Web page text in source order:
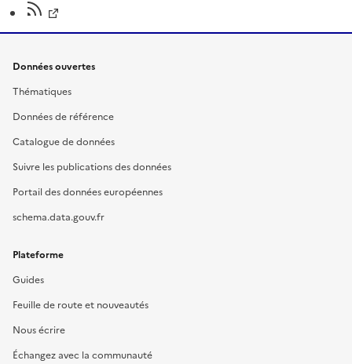
Données ouvertes
Thématiques
Données de référence
Catalogue de données
Suivre les publications des données
Portail des données européennes
schema.data.gouv.fr
Plateforme
Guides
Feuille de route et nouveautés
Nous écrire
Échangez avec la communauté